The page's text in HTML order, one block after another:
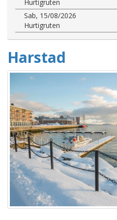
Hurtigruten
Sab, 15/08/2026
Hurtigruten
Harstad